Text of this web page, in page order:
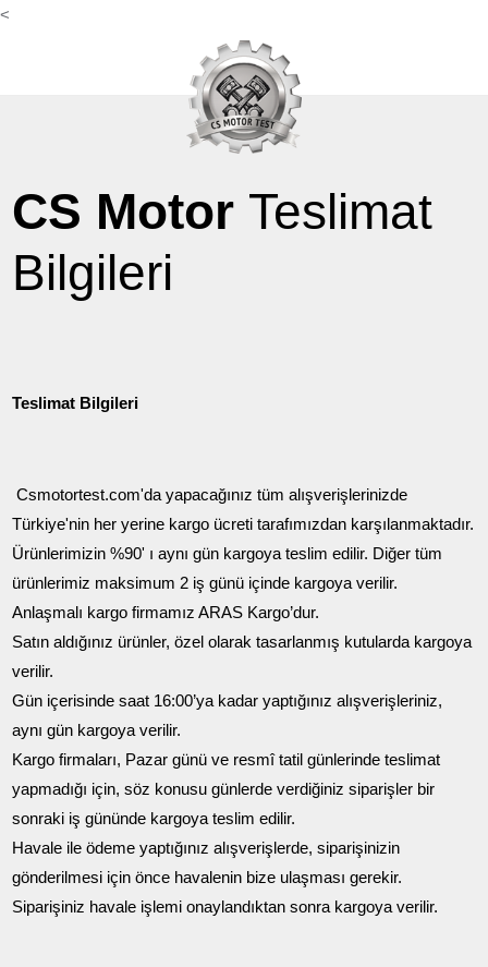
<
CS Motor Teslimat
Bilgileri
Teslimat Bilgileri
Csmotortest.com'da yapacağınız tüm alışverişlerinizde
Türkiye'nin her yerine kargo ücreti tarafımızdan karşılanmaktadır.
Ürünlerimizin %90' ı aynı gün kargoya teslim edilir. Diğer tüm
ürünlerimiz maksimum 2 iş günü içinde kargoya verilir.
Anlaşmalı kargo firmamız ARAS Kargo’dur.
Satın aldığınız ürünler, özel olarak tasarlanmış kutularda kargoya
verilir.
Gün içerisinde saat 16:00’ya kadar yaptığınız alışverişleriniz,
aynı gün kargoya verilir.
Kargo firmaları, Pazar günü ve resmî tatil günlerinde teslimat
yapmadığı için, söz konusu günlerde verdiğiniz siparişler bir
sonraki iş gününde kargoya teslim edilir.
Havale ile ödeme yaptığınız alışverişlerde, siparişinizin
gönderilmesi için önce havalenin bize ulaşması gerekir.
Siparişiniz havale işlemi onaylandıktan sonra kargoya verilir.